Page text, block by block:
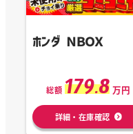
ホンダ ＮＢＯＸ
総額 179.8 万円
詳細・在庫確認